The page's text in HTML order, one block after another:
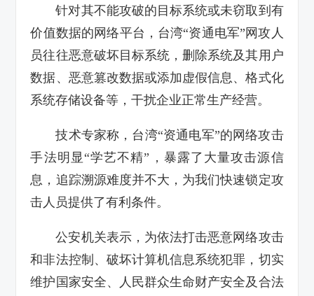
针对其不能攻破的目标系统或未窃取到有
价值数据的网络平台，台湾“资通电军”网攻人
员往往恶意破坏目标系统，删除系统及其用户
数据、恶意篡改数据或添加虚假信息、格式化
系统存储设备等，干扰企业正常生产经营。
技术专家称，台湾“资通电军”的网络攻击
手法明显“学艺不精”，暴露了大量攻击源信
息，追踪溯源难度并不大，为我们快速锁定攻
击人员提供了有利条件。
公安机关表示，为依法打击恶意网络攻击
和非法控制、破坏计算机信息系统犯罪，切实
维护国家安全、人民群众生命财产安全及合法